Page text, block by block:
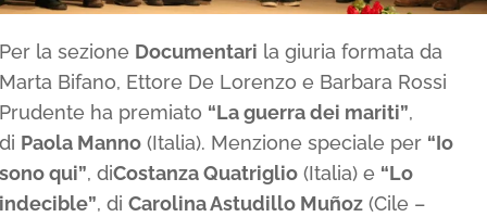
Per la sezione Documentari la giuria formata da
Marta Bifano, Ettore De Lorenzo e Barbara Rossi
Prudente ha premiato “La guerra dei mariti”,
di Paola Manno (Italia). Menzione speciale per “Io
sono qui”, diCostanza Quatriglio (Italia) e “Lo
indecible”, di Carolina Astudillo Muñoz (Cile –